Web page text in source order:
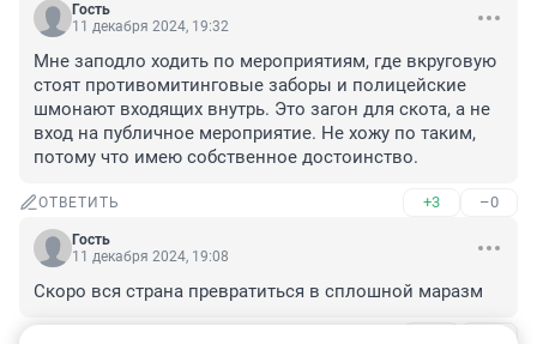
Гость
11 декабря 2024, 19:32
Мне заподло ходить по мероприятиям, где вкруговую
стоят противомитинговые заборы и полицейские
шмонают входящих внутрь. Это загон для скота, а не
вход на публичное мероприятие. Не хожу по таким,
потому что имею собственное достоинство.
ОТВЕТИТЬ +3 –0
Гость
11 декабря 2024, 19:08
Скоро вся страна превратиться в сплошной маразм